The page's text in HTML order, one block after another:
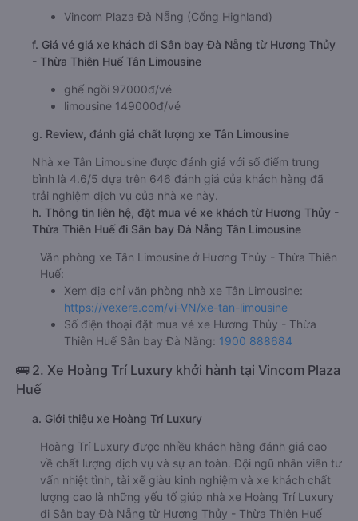
Vincom Plaza Đà Nẵng (Cổng Highland)
f. Giá vé giá xe khách đi Sân bay Đà Nẵng từ Hương Thủy
- Thừa Thiên Huế Tân Limousine
ghế ngồi 97000đ/vé
limousine 149000đ/vé
g. Review, đánh giá chất lượng xe Tân Limousine
Nhà xe Tân Limousine được đánh giá với số điểm trung
bình là 4.6/5 dựa trên 646 đánh giá của khách hàng đã
trải nghiệm dịch vụ của nhà xe này.
h. Thông tin liên hệ, đặt mua vé xe khách từ Hương Thủy -
Thừa Thiên Huế đi Sân bay Đà Nẵng Tân Limousine
Văn phòng xe Tân Limousine ở Hương Thủy - Thừa Thiên
Huế:
Xem địa chỉ văn phòng nhà xe Tân Limousine:
https://vexere.com/vi-VN/xe-tan-limousine
Số điện thoại đặt mua vé xe Hương Thủy - Thừa
Thiên Huế Sân bay Đà Nẵng: 1900 888684
🚌 2. Xe Hoàng Trí Luxury khởi hành tại Vincom Plaza
Huế
a. Giới thiệu xe Hoàng Trí Luxury
Hoàng Trí Luxury được nhiều khách hàng đánh giá cao
về chất lượng dịch vụ và sự an toàn. Đội ngũ nhân viên tư
vấn nhiệt tình, tài xế giàu kinh nghiệm và xe khách chất
lượng cao là những yếu tố giúp nhà xe Hoàng Trí Luxury
đi Sân bay Đà Nẵng từ Hương Thủy - Thừa Thiên Huế